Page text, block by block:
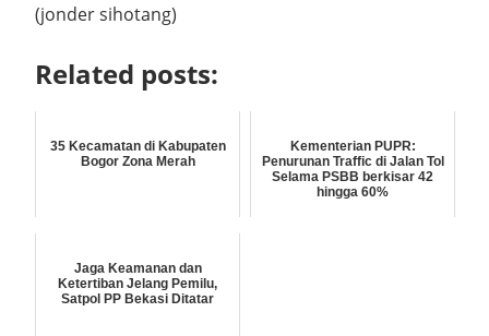
(jonder sihotang)
Related posts:
35 Kecamatan di Kabupaten
Bogor Zona Merah
Kementerian PUPR:
Penurunan Traffic di Jalan Tol
Selama PSBB berkisar 42
hingga 60%
Jaga Keamanan dan
Ketertiban Jelang Pemilu,
Satpol PP Bekasi Ditatar